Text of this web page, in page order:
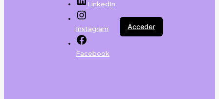
LinkedIn
Instagram
Facebook
Acceder